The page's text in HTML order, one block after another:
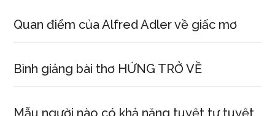
Quan điểm của Alfred Adler về giấc mơ
Bình giảng bài thơ HỨNG TRỞ VỀ
Mẫu người nào có khả năng tuyệt tự tuyệt